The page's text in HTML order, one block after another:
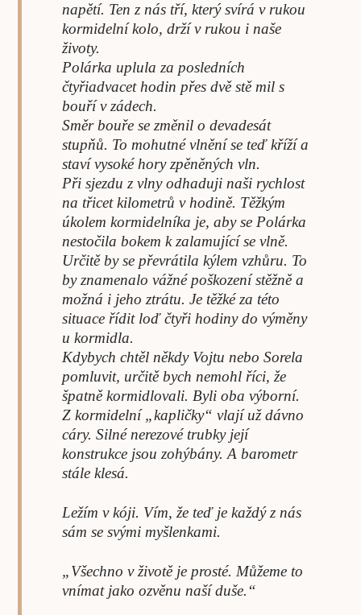
napětí. Ten z nás tří, který svírá v rukou
kormidelní kolo, drží v rukou i naše
životy.
Polárka uplula za posledních
čtyřiadvacet hodin přes dvě stě mil s
bouří v zádech.
Směr bouře se změnil o devadesát
stupňů. To mohutné vlnění se teď kříží a
staví vysoké hory zpěněných vln.
Při sjezdu z vlny odhaduji naši rychlost
na třicet kilometrů v hodině. Těžkým
úkolem kormidelníka je, aby se Polárka
nestočila bokem k zalamující se vlně.
Určitě by se převrátila kýlem vzhůru. To
by znamenalo vážné poškození stěžně a
možná i jeho ztrátu. Je těžké za této
situace řídit loď čtyři hodiny do výměny
u kormidla.
Kdybych chtěl někdy Vojtu nebo Sorela
pomluvit, určitě bych nemohl říci, že
špatně kormidlovali. Byli oba výborní.
Z kormidelní „kapličky“ vlají už dávno
cáry. Silné nerezové trubky její
konstrukce jsou zohýbány. A barometr
stále klesá.
Ležím v kóji. Vím, že teď je každý z nás
sám se svými myšlenkami.
„Všechno v životě je prosté. Můžeme to
vnímat jako ozvěnu naší duše.“